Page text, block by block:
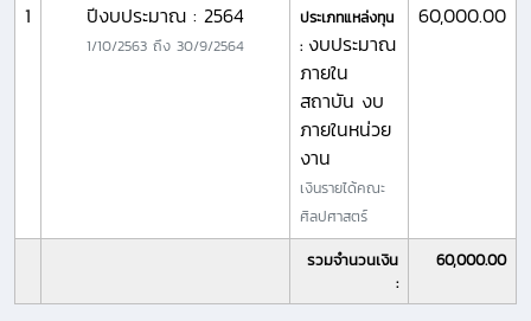
1 ปีงบประมาณ : 2564
1/10/2563 ถึง 30/9/2564
ประเภทแหล่งทุน
: งบประมาณ
ภายใน
สถาบัน งบ
ภายในหน่วย
งาน
เงินรายได้คณะ
ศิลปศาสตร์
60,000.00
รวมจำนวนเงิน
:
60,000.00